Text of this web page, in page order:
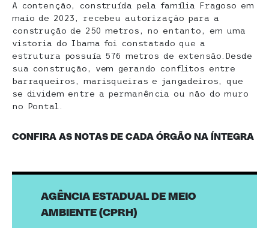
A contenção, construída pela família Fragoso em
maio de 2023, recebeu autorização para a
construção de 250 metros, no entanto, em uma
vistoria do Ibama foi constatado que a
estrutura possuía 576 metros de extensão.Desde
sua construção, vem gerando conflitos entre
barraqueiros, marisqueiras e jangadeiros, que
se dividem entre a permanência ou não do muro
no Pontal.
CONFIRA AS NOTAS DE CADA ÓRGÃO NA ÍNTEGRA
AGÊNCIA ESTADUAL DE MEIO
AMBIENTE (CPRH)